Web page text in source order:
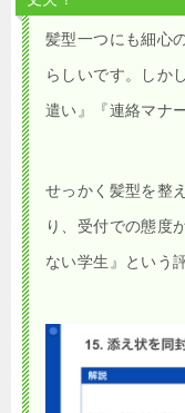
髪型一つにも細心
らしいです。しか
遣い』『連絡マナ
せっかく髪型を整
り、受付での態度
ない学生』という